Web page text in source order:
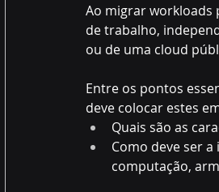
Ao migrar workloads
de trabalho,
ou de uma cloud
Entre os pontos
deve colocar estes
Quais são as
Como deve ser
computação,